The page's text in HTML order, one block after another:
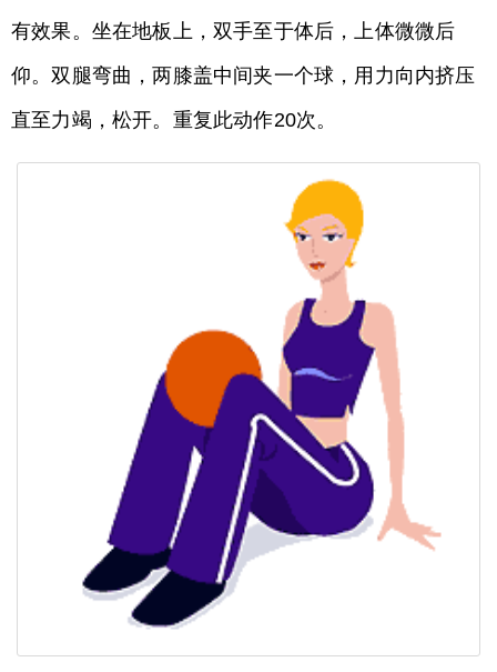
有效果。坐在地板上，双手至于体后，上体微微后
仰。双腿弯曲，两膝盖中间夹一个球，用力向内挤压
直至力竭，松开。重复此动作20次。